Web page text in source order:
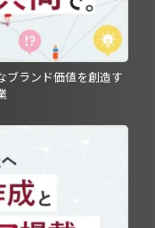
ブランド価値を創造す